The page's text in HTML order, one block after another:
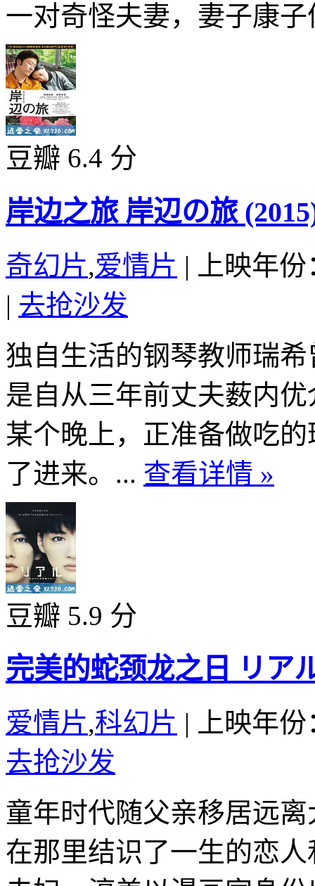
一对奇怪夫妻，妻子康
豆瓣 6.4 分
岸边之旅 岸辺の旅
奇幻片,爱情片 |
上映年
| 去抢沙发
独自生活的钢琴教师瑞
是自从三年前丈夫薮内
某个晚上，正准备做吃
了进来。... 查看详情 »
豆瓣 5.9 分
完美的蛇颈龙之日 リア
爱情片,科幻片 |
上映年
去抢沙发
童年时代随父亲移居远
在那里结识了一生的恋